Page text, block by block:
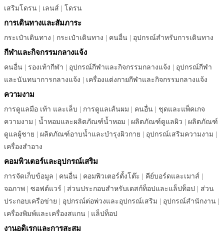
เสริมโดรน | เลนส์ | โดรน
การเดินทางและสัมภาระ
กระเป๋าเดินทาง | กระเป๋าเดินทาง | คนอื่น | อุปกรณ์สำหรับการเดินทาง
กีฬาและกิจกรรมกลางแจ้ง
คนอื่น | รองเท้ากีฬา | อุปกรณ์กีฬาและกิจกรรมกลางแจ้ง | อุปกรณ์กีฬา
และนันทนาการกลางแจ้ง | เครื่องแต่งกายกีฬาและกิจกรรมกลางแจ้ง
ความงาม
การดูแลมือ เท้า และเล็บ | การดูแลเส้นผม | คนอื่น | ชุดและแพ็คเกจ
ความงาม | น้ำหอมและผลิตภัณฑ์น้ำหอม | ผลิตภัณฑ์ดูแลผิว | ผลิตภัณฑ์
ดูแลผู้ชาย | ผลิตภัณฑ์อาบน้ำและบำรุงผิวกาย | อุปกรณ์เสริมความงาม |
เครื่องสำอาง
คอมพิวเตอร์และอุปกรณ์เสริม
การจัดเก็บข้อมูล | คนอื่น | คอมพิวเตอร์ตั้งโต๊ะ | คีย์บอร์ดและเมาส์ |
จอภาพ | ซอฟต์แวร์ | ส่วนประกอบสำหรับเดสก์ท็อปและแล็ปท็อป | ส่วน
ประกอบเครือข่าย | อุปกรณ์ต่อพ่วงและอุปกรณ์เสริม | อุปกรณ์สำนักงาน |
เครื่องพิมพ์และเครื่องสแกน | แล็ปท็อป
งานอดิเรกและการสะสม